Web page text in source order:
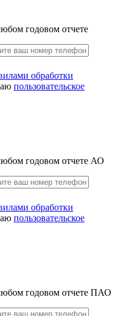
годовом отчете
обработки
пользовательское
годовом отчете АО
обработки
пользовательское
годовом отчете ПАО